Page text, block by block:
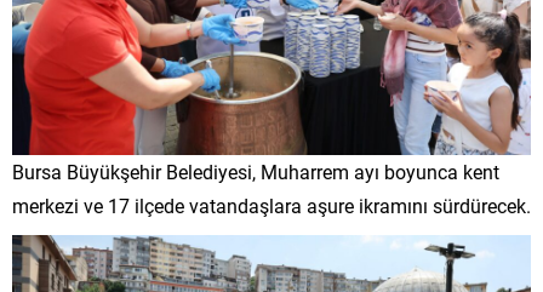
Bursa Büyükşehir Belediyesi, Muharrem ayı boyunca kent
merkezi ve 17 ilçede vatandaşlara aşure ikramını sürdürecek.